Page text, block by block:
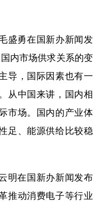
勇在国新办新闻发
内市场供求关系的变
导，国际因素也有一
从中国来讲，国内相
市场。国内的产业体
足、能源供给比较稳
在国新办新闻发布
推动消费电子等行业